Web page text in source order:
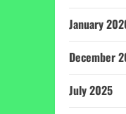
January
December
July 2025